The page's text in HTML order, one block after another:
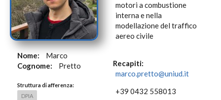
Nome:
Marco
Cognome:
Pretto
Struttura di afferenza:
DPIA
motori a combustione
interna e nella
modellazione del traffico
aereo civile
Recapiti:
marco.pretto@uniud.it
+39 0432 558013